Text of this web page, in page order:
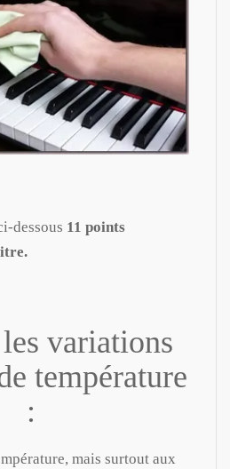
dessous 11 points
variations
température
:
mais surtout aux